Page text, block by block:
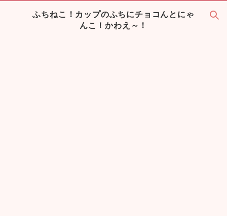
ふちねこ！カップのふちにチョコんとにゃ
んこ！かわえ～！